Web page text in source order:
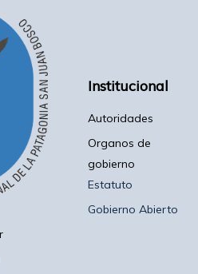
Institucional
Autoridades
Organos de
gobierno
Estatuto
Gobierno Abierto